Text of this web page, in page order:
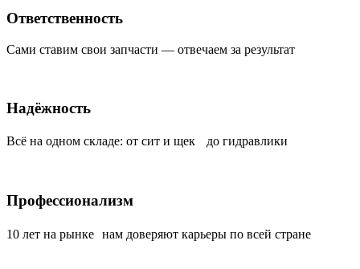
Ответственность
Сами ставим свои запчасти — отвечаем за результат
Надёжность
Всё на одном складе: от сит и щек до гидравлики
Профессионализм
10 лет на рынке нам доверяют карьеры по всей стране